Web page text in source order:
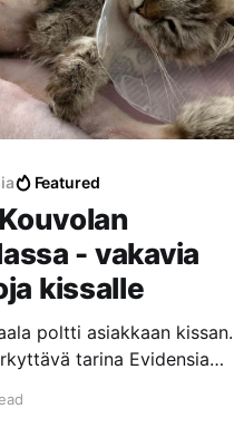
Featured
- vakavia
kissalle
poltti asiakkaan kissan.
tarina Evidensia